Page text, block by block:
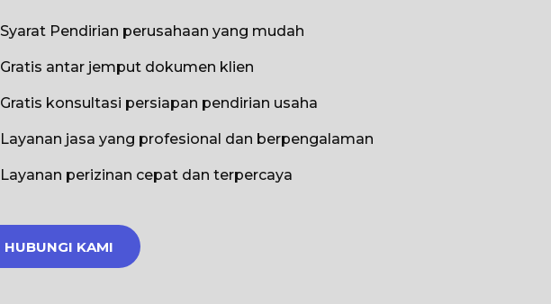
Syarat Pendirian perusahaan yang mudah
Gratis antar jemput dokumen klien
Gratis konsultasi persiapan pendirian usaha
Layanan jasa yang profesional dan berpengalaman
Layanan perizinan cepat dan terpercaya
HUBUNGI KAMI